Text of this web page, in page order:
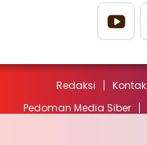
Redaksi Kontak
Pedoman Media Siber